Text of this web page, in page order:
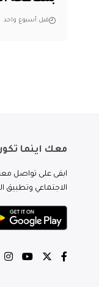
قبل أسبوع واحد
معك اينما
ابقى على تواصل
الاجتماعي وتطبيق